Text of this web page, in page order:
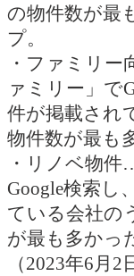
の物件数が最
プ。
・ファミリ
ァミリー」で
件が掲載され
物件数が最も
・リノベ物
Google検索し
ている会社の
が最も多かっ
（2023年6月2